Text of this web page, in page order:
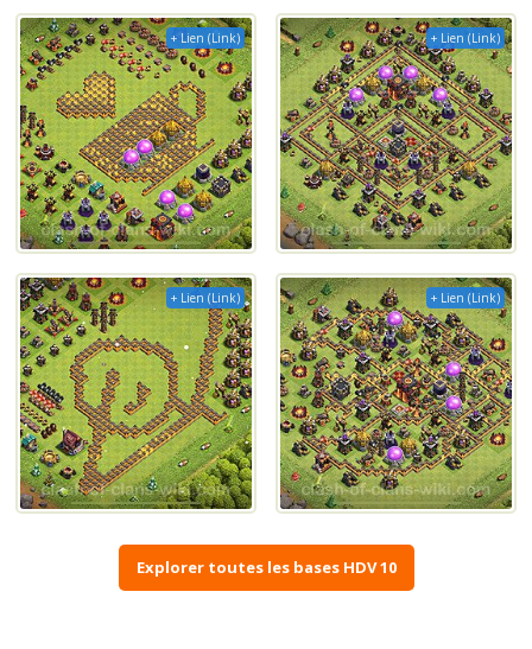
+ Lien (Link) + Lien (Link)
+ Lien (Link) + Lien (Link)
Explorer toutes les bases HDV 10